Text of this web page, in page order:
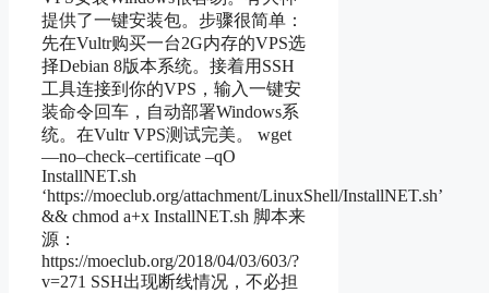
提供了一键安装包。步骤很简单：
先在Vultr购买一台2G内存的VPS选
择Debian 8版本系统。接着用SSH
工具连接到你的VPS，输入一键安
装命令回车，自动部署Windows系
统。在Vultr VPS测试完美。 wget
—no–check–certificate –qO
InstallNET.sh
‘https://moeclub.org/attachment/LinuxShell/InstallNET.sh’
&& chmod a+x InstallNET.sh 脚本来
源：
https://moeclub.org/2018/04/03/603/?
v=271 SSH出现断线情况，不必担